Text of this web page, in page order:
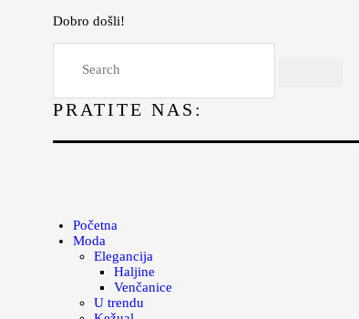
Dobro došli!
PRATITE NAS:
Početna
Moda
Elegancija
Haljine
Venčanice
U trendu
Lepota
Kuhinja
Magazin